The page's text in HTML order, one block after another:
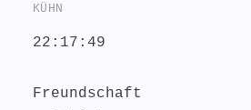
KÜHN
22:17:49
Freundschaft